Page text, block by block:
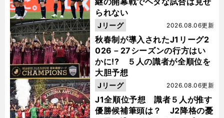
られない
秋春制が導入されたJ1リーグ2
026－27シーズンの行方はい
かに!? ５人の識者が全順位を
大胆予想
2026.08.06更新
Jリーグ
J1全順位予想 識者５人が推す
優勝候補筆頭は？ J2降格の憂
2026.08.06更新
Jリーグ